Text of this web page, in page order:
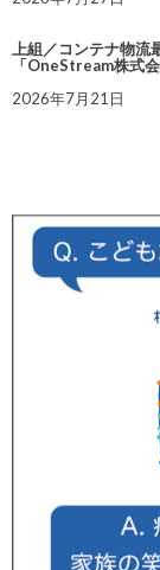
上組／コンテナ物
「OneStream株式
2026年7月21日